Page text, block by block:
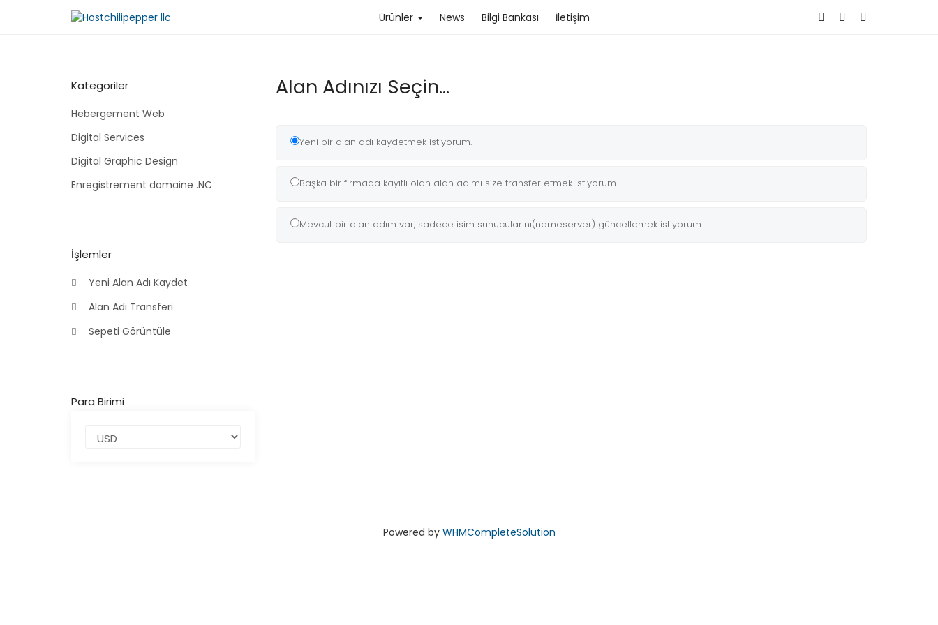
Ürünler News Bilgi Bankası İletişim
Kategoriler
Hebergement Web
Digital Services
Digital Graphic Design
Enregistrement domaine .NC
İşlemler
Yeni Alan Adı Kaydet
Alan Adı Transferi
Sepeti Görüntüle
Para Birimi
Alan Adınızı Seçin...
Yeni bir alan adı kaydetmek istiyorum.
Başka bir firmada kayıtlı olan alan adımı size transfer etmek istiyorum.
Mevcut bir alan adım var, sadece isim sunucularını(nameserver) güncellemek istiyorum.
Powered by WHMCompleteSolution